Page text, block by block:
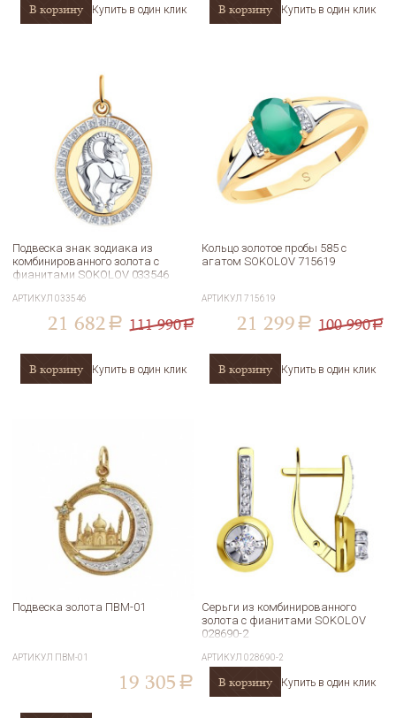
В корзину Купить в один клик В корзину Купить в один клик
Подвеска знак зодиака из
комбинированного золота с
фианитами SOKOLOV 033546
АРТИКУЛ033546
21 682 a 111 990a
В корзину Купить в один клик
Кольцо золотое пробы 585 с
агатом SOKOLOV 715619
АРТИКУЛ715619
21 299 a 100 990a
В корзину Купить в один клик
Подвеска золота ПВМ-01
АРТИКУЛ ПВМ-01
19 305 a
Серьги из комбинированного
золота с фианитами SOKOLOV
028690-2
АРТИКУЛ028690-2
В корзину Купить в один клик